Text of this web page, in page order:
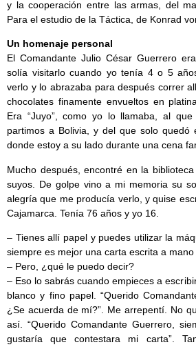
y la cooperación entre las armas, del
Para el estudio de la Táctica, de Konrad
Un homenaje personal
El Comandante Julio César Guerrero
solía visitarlo cuando yo tenía 4 o 5
verlo y lo abrazaba para después correr
chocolates finamente envueltos en
Era “Juyo”, como yo lo llamaba, al
partimos a Bolivia, y del que solo quedó
donde estoy a su lado durante una cena
Mucho después, encontré en la
suyos. De golpe vino a mi memoria su
alegría que me producía verlo, y quise
Cajamarca. Tenía 76 años y yo 16.
– Tienes allí papel y puedes utilizar la
siempre es mejor una carta escrita a
– Pero, ¿qué le puedo decir?
– Eso lo sabrás cuando empieces a
blanco y fino papel. “Querido
¿Se acuerda de mí?”. Me arrepentí. No
así. “Querido Comandante Guerrero,
gustaría que contestara mi carta”.